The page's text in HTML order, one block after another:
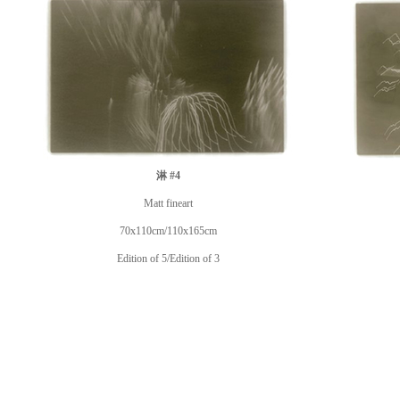
淋 #4
Matt fineart
70x110cm/110x165cm
Edition of 5/Edition of 3